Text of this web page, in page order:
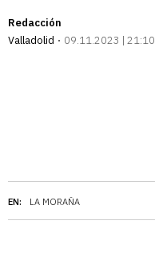
Redacción
Valladolid
09.11.2023 | 21:10
EN: LA MORAÑA